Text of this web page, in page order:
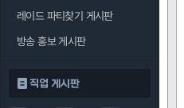
레이드 파티찾기 게시판
방송 홍보 게시판
직업 게시판